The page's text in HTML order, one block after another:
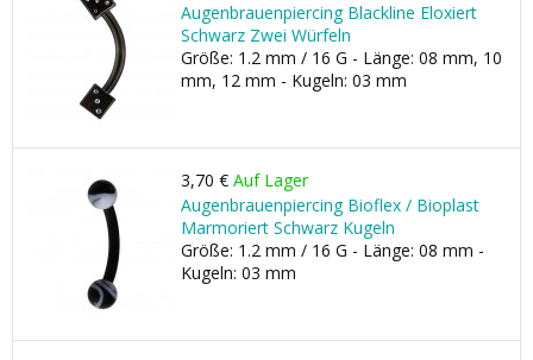
Augenbrauenpiercing Blackline Eloxiert
Schwarz Zwei Würfeln
Größe: 1.2 mm / 16 G - Länge: 08 mm, 10
mm, 12 mm - Kugeln: 03 mm
3,70 € Auf Lager
Augenbrauenpiercing Bioflex / Bioplast
Marmoriert Schwarz Kugeln
Größe: 1.2 mm / 16 G - Länge: 08 mm -
Kugeln: 03 mm